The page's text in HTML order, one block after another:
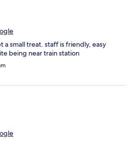
a small treat. staff is friendly, easy
being near train station